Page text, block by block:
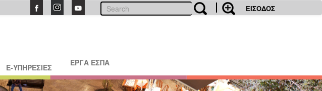
ΕΙΣΟΔΟΣ
E-ΥΠΗΡΕΣΙΕΣ ΕΡΓΑ ΕΣΠΑ